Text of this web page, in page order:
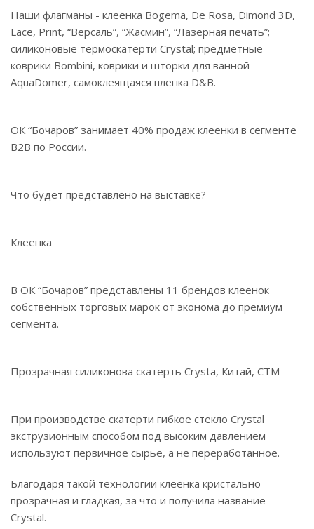
Наши флагманы - клеенка Bogema, De Rosa, Dimond 3D,
Lace, Print, “Версаль”, “Жасмин”, “Лазерная печать”;
силиконовые термоскатерти Crystal; предметные
коврики Bombini, коврики и шторки для ванной
AquaDomer, самоклеящаяся пленка D&B.
ОК “Бочаров” занимает 40% продаж клеенки в сегменте
B2B по России.
Что будет представлено на выставке?
Клеенка
В ОК “Бочаров” представлены 11 брендов клеенок
собственных торговых марок от эконома до премиум
сегмента.
Прозрачная силиконова скатерть Crysta, Китай, СТМ
При производстве скатерти гибкое стекло Crystal
экструзионным способом под высоким давлением
используют первичное сырье, а не переработанное.
Благодаря такой технологии клеенка кристально
прозрачная и гладкая, за что и получила название
Crystal.